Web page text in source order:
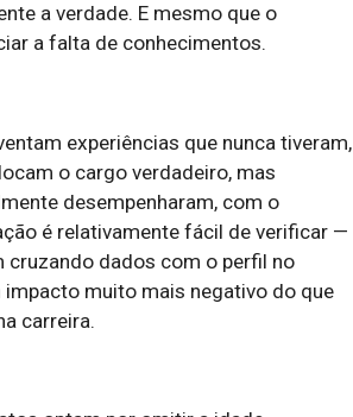
a verdade. E mesmo que o
a falta de conhecimentos.
experiências que nunca tiveram,
o cargo verdadeiro, mas
desempenharam, com o
é relativamente fácil de verificar —
dados com o perfil no
muito mais negativo do que
carreira.